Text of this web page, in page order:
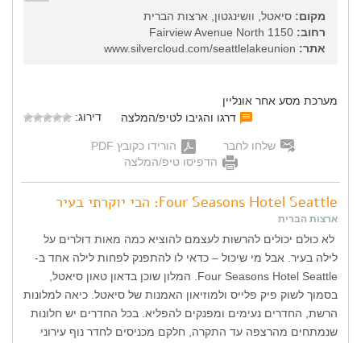
מקום: סיאטל, וושינגטון, ארצות הברית
רחוב:
אתר:
מערכת מסע אחר אונליין
דרגו והגיבו לטיפ/המלצה
דירוג:
שלחו לחבר
הורידו כקובץ PDF
הדפיסו טיפ/המלצה
Four Seasons Hotel Seattle: הכי יוקרתי בעיר
ארצות הברית
לא כולם יכולים להרשות לעצמם להוציא כמה מאות דולרים על
לילה בעיר. אבל מי שיכול – כדאי לו להתפנק לפחות לילה אחד ב-
Four Seasons Hotel Seattle. המלון שוכן בדאון טאון סיאטל,
בסמוך לשוק פיק פלייס ולמוזיאון האמנות של סיאטל. כיאה למלונות
הרשת, החדרים נעימים ומפנקים להפליא. בכל החדרים יש חלונות
שנמתחים מהרצפה עד התקרה, חלקם מכניסים לחדר נוף עירוני